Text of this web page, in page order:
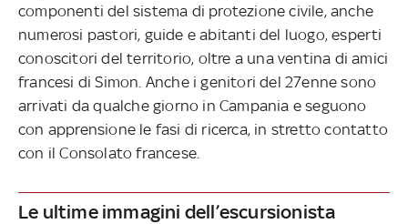
componenti del sistema di protezione civile, anche
numerosi pastori, guide e abitanti del luogo, esperti
conoscitori del territorio, oltre a una ventina di amici
francesi di Simon. Anche i genitori del 27enne sono
arrivati da qualche giorno in Campania e seguono
con apprensione le fasi di ricerca, in stretto contatto
con il Consolato francese.
Le ultime immagini dell’escursionista